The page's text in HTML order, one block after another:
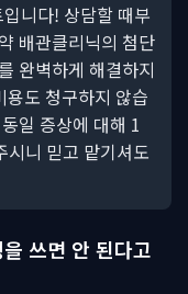
니다! 상담할 때부
배관클리닉의 첨단
완벽하게 해결하지
도 청구하지 않습
일 증상에 대해 1
시니 믿고 맡기셔도
쓰면 안 된다고